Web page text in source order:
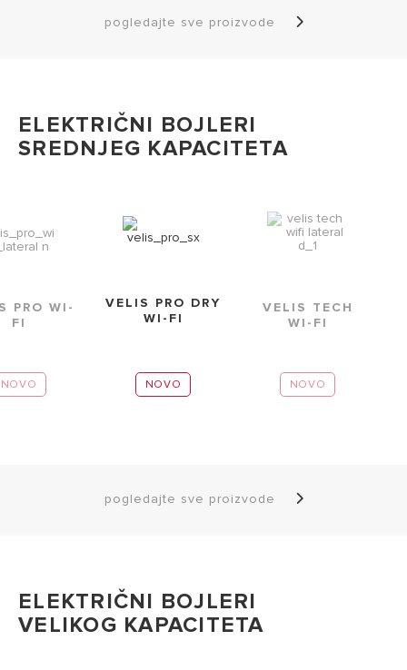
pogledajte sve proizvode
ELEKTRIČNI BOJLERI
SREDNJEG KAPACITETA
PRO WI-
FI
NOVO
VELIS PRO DRY
WI-FI
NOVO
VELIS TECH
WI-FI
NOVO
pogledajte sve proizvode
ELEKTRIČNI BOJLERI
VELIKOG KAPACITETA